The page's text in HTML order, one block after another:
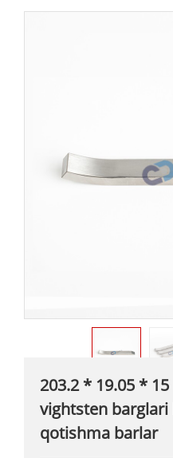
203.2 * 19.05 *
vightsten
qotishma barlar